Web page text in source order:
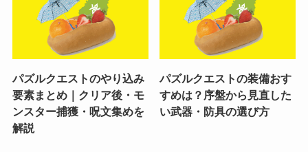
パズルクエストのやり込み
要素まとめ｜クリア後・モ
ンスター捕獲・呪文集めを
解説
パズルクエストの装備おす
すめは？序盤から見直した
い武器・防具の選び方